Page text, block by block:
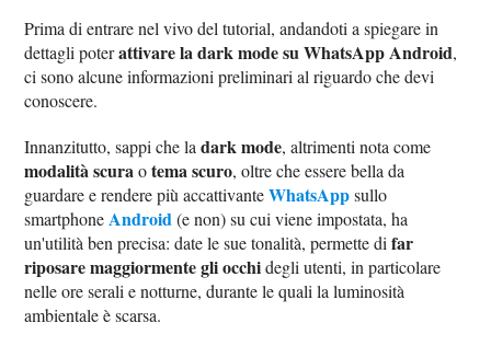
Prima di entrare nel vivo del tutorial, andandoti a spiegare in
dettagli poterattivare la dark mode su WhatsApp Android,
ci sono alcune informazioni preliminari al riguardo che devi
conoscere.
Innanzitutto, sappi che ladark mode, altrimenti nota come
modalità scuraotema scuro, oltre che essere bella da
guardare e rendere più accattivanteWhatsAppsullo
smartphone Android(e non) su cui viene impostata, ha
un'utilità ben precisa: date le sue tonalità, permette difar
riposare maggiormente gli occhidegli utenti, in particolare
nelle ore serali e notturne, durante le quali la luminosità
ambientale è scarsa.